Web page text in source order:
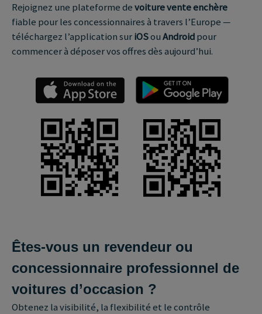
Rejoignez une plateforme devoiture vente enchère
fiable pour les concessionnaires à travers l’Europe —
téléchargez l’application suriOSouAndroidpour
commencer à déposer vos offres dès aujourd’hui.
Êtes‑vous un revendeur ou
concessionnaire professionnel de
voitures d’occasion ?
Obtenez la visibilité, la flexibilité et le contrôle